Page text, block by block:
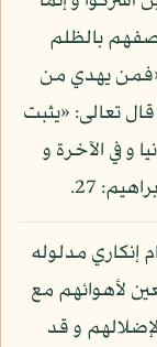
بالظلم
«فمن يهدي من
تعالى: «يثبت
و في الآخرة و
27.
مدلوله
لأهوائهم مع
و قد